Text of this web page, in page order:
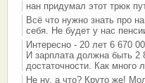
нан придумал этот трюк
Всё что нужно знать про
себя. Не будет у нас
Интересно - 20 лет 6 670
И зарплата должна быть 2
достаточности. Как много
Не ну, а что? Круто же!